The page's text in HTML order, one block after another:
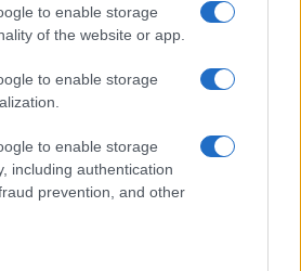
to enable storage
of the website or app.
to enable storage
to enable storage
including authentication
prevention, and other
nevezett. Naszrallah-ra
és szeretett vezetőként”
az embereket
történelmi alakja volt az